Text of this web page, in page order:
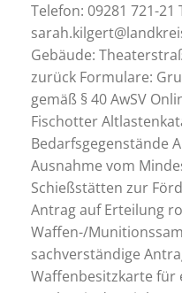
Telefon: 09281 721-21
Gebäude:
zurück Formulare:
gemäß § 40 AwSV
Fischotter
Bedarfsgegenstände
Ausnahme vom
Schießstätten zur
Antrag auf Erteilung
Waffen-/
sachverständige
Waffenbesitzkarte für